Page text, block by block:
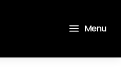
a Menu